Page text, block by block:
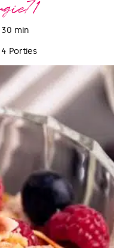
30 min
4 Porties